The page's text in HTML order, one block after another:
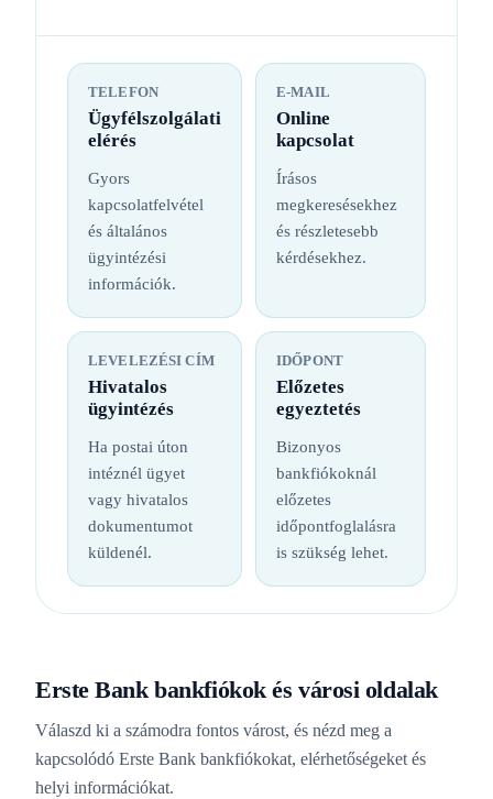
TELEFON
Ügyfélszolgálati
elérés
Gyors
kapcsolatfelvétel
és általános
ügyintézési
információk.
E-MAIL
Online
kapcsolat
Írásos
megkeresésekhez
és részletesebb
kérdésekhez.
LEVELEZÉSI CÍM
Hivatalos
ügyintézés
Ha postai úton
intéznél ügyet
vagy hivatalos
dokumentumot
küldenél.
IDŐPONT
Előzetes
egyeztetés
Bizonyos
bankfiókoknál
előzetes
időpontfoglalásra
is szükség lehet.
Erste Bank bankfiókok és városi oldalak
Válaszd ki a számodra fontos várost, és nézd meg a
kapcsolódó Erste Bank bankfiókokat, elérhetőségeket és
helyi információkat.